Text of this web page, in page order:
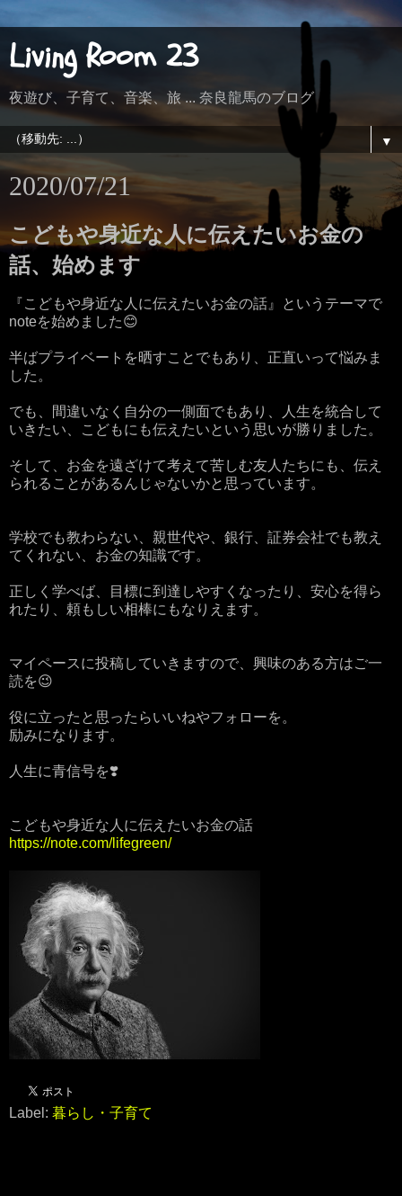
Living Room 23
夜遊び、子育て、音楽、旅 ... 奈良龍馬のブログ
▼
2020/07/21
こどもや身近な人に伝えたいお金の
話、始めます
『こどもや身近な人に伝えたいお金の話』というテーマで
noteを始めました😊
半ばプライベートを晒すことでもあり、正直いって悩みま
した。
でも、間違いなく自分の一側面でもあり、人生を統合して
いきたい、こどもにも伝えたいという思いが勝りました。
そして、お金を遠ざけて考えて苦しむ友人たちにも、伝え
られることがあるんじゃないかと思っています。
学校でも教わらない、親世代や、銀行、証券会社でも教え
てくれない、お金の知識です。
正しく学べば、目標に到達しやすくなったり、安心を得ら
れたり、頼もしい相棒にもなりえます。
マイペースに投稿していきますので、興味のある方はご一
読を😉
役に立ったと思ったらいいねやフォローを。
励みになります。
人生に青信号を❣️
こどもや身近な人に伝えたいお金の話
https://note.com/lifegreen/
Label: 暮らし・子育て